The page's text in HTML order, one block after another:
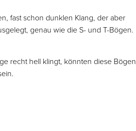
fast schon dunklen Klang, der aber
genau wie die S- und T-Bögen.
recht hell klingt, könnten diese Bögen